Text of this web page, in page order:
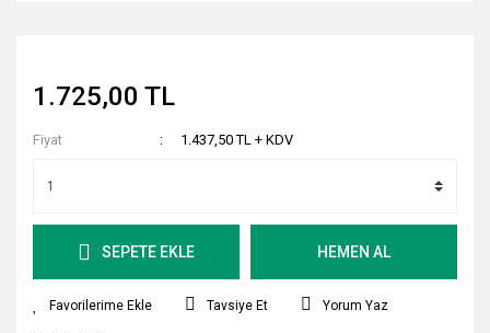
1.725,00 TL
Fiyat 1.437,50 TL + KDV
SEPETE EKLE HEMEN AL
Tavsiye Et Yorum Yaz